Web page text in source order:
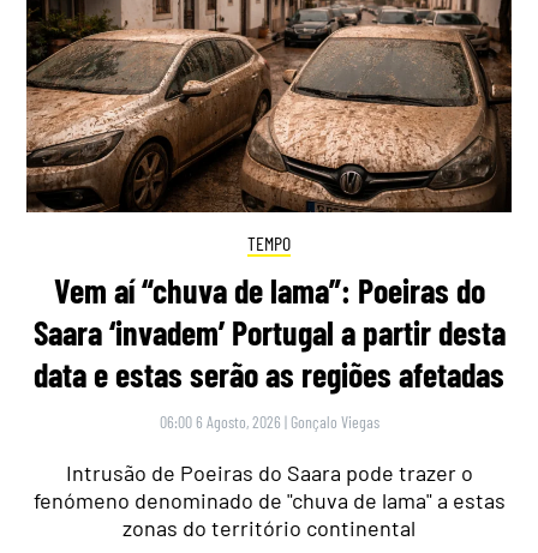
TEMPO
Vem aí “chuva de lama”: Poeiras do
Saara ‘invadem’ Portugal a partir desta
data e estas serão as regiões afetadas
06:00 6 Agosto, 2026 | Gonçalo Viegas
Intrusão de Poeiras do Saara pode trazer o
fenómeno denominado de "chuva de lama" a estas
zonas do território continental